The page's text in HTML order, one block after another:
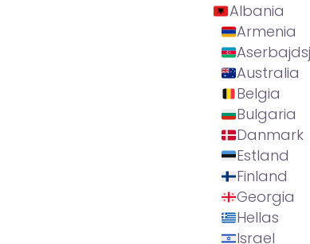
Albania
Armenia
Australia
Belgia
Bulgaria
Danmark
Estland
Finland
Georgia
Hellas
Israel